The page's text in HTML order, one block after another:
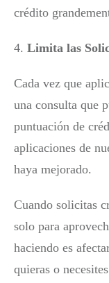
crédito
4. Limita las
Cada vez que
una consulta que
puntuación de
aplicaciones de
haya mejorado.
Cuando solicitas
solo para
haciendo es
quieras o